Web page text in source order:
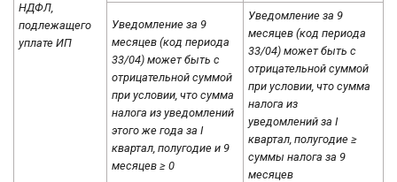
НДФЛ,
подлежащего
уплате ИП
Уведомление за 9
месяцев (код периода
33/04) может быть с
отрицательной суммой
при условии, что сумма
налога из уведомлений
этого же года за I
квартал, полугодие и 9
месяцев ≥ 0
Уведомление за 9
месяцев (код периода
33/04) может быть с
отрицательной суммой
при условии, что сумма
налога из
уведомлений за I
квартал, полугодие ≥
суммы налога за 9
месяцев